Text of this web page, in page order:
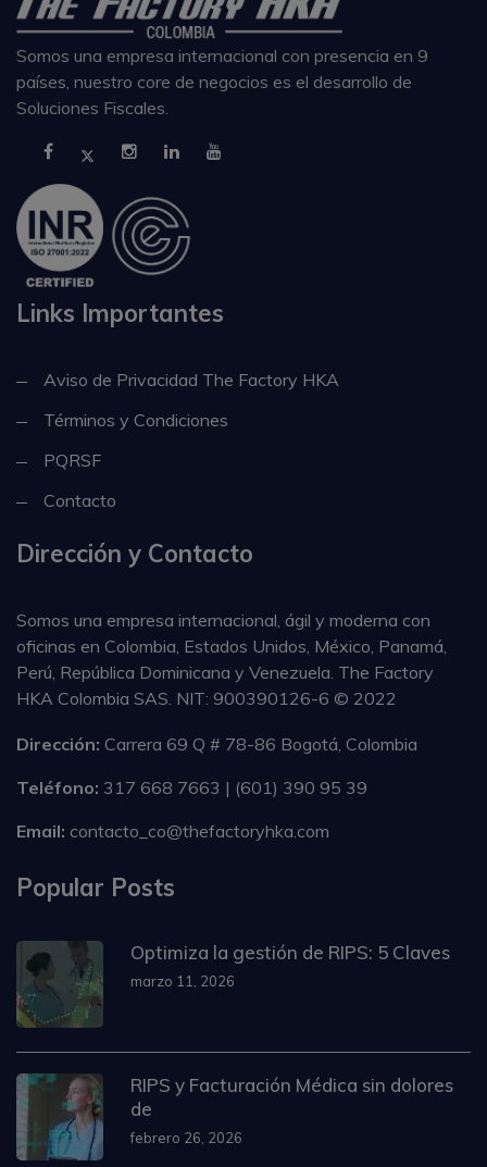
Somos una empresa internacional con presencia en 9
países, nuestro core de negocios es el desarrollo de
Soluciones Fiscales.
Links Importantes
Aviso de Privacidad The Factory HKA
Términos y Condiciones
PQRSF
Contacto
Dirección y Contacto
Somos una empresa internacional, ágil y moderna con
oficinas en Colombia, Estados Unidos, México, Panamá,
Perú, República Dominicana y Venezuela. The Factory
HKA Colombia SAS. NIT: 900390126-6 © 2022
Dirección: Carrera 69 Q # 78-86 Bogotá, Colombia
Teléfono: 317 668 7663 | (601) 390 95 39
Email: contacto_co@thefactoryhka.com
Popular Posts
Optimiza la gestión de RIPS: 5 Claves
marzo 11, 2026
RIPS y Facturación Médica sin dolores
de
febrero 26, 2026